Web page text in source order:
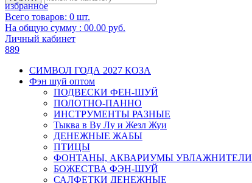
избранное
Всего товаров: 0 шт.
На общую сумму : 00.00 руб.
Личный кабинет
889
СИМВОЛ ГОДА 2027 КОЗА
Фэн шуй оптом
ПОДВЕСКИ ФЕН-ШУЙ
ПОЛОТНО-ПАННО
ИНСТРУМЕНТЫ РАЗНЫЕ
Тыква в Ву Лу и Жезл Жуи
ДЕНЕЖНЫЕ ЖАБЫ
ПТИЦЫ
ФОНТАНЫ, АКВАРИУМЫ УВЛАЖНИТЕЛИ
БОЖЕСТВА ФЭН-ШУЙ
САЛФЕТКИ ДЕНЕЖНЫЕ